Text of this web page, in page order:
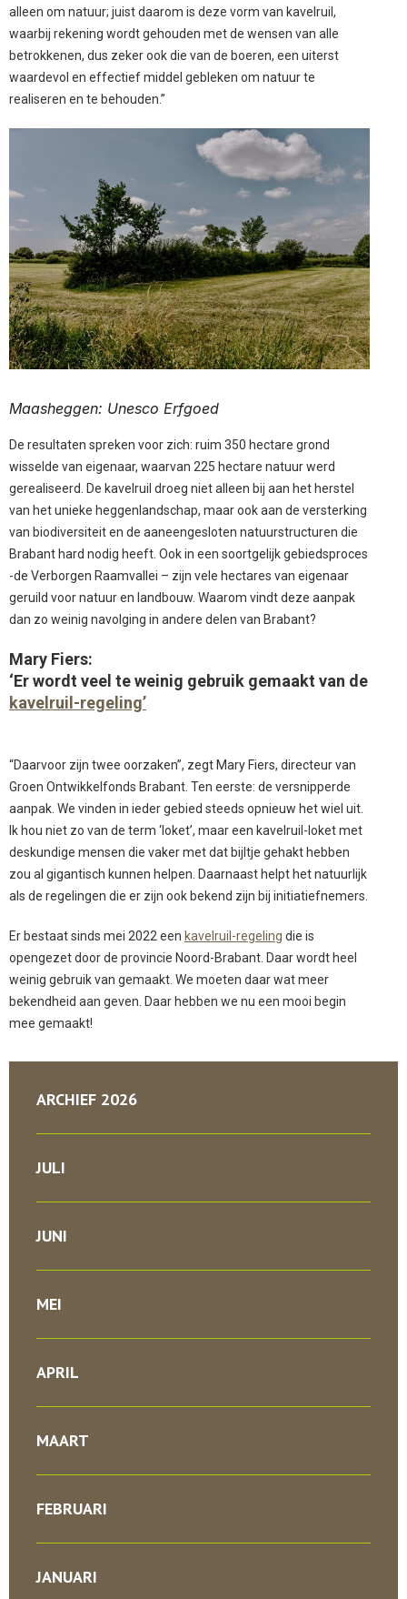
alleen om natuur; juist daarom is deze vorm van kavelruil,
waarbij rekening wordt gehouden met de wensen van alle
betrokkenen, dus zeker ook die van de boeren, een uiterst
waardevol en effectief middel gebleken om natuur te
realiseren en te behouden.”
Maasheggen: Unesco Erfgoed
De resultaten spreken voor zich: ruim 350 hectare grond
wisselde van eigenaar, waarvan 225 hectare natuur werd
gerealiseerd. De kavelruil droeg niet alleen bij aan het herstel
van het unieke heggenlandschap, maar ook aan de versterking
van biodiversiteit en de aaneengesloten natuurstructuren die
Brabant hard nodig heeft. Ook in een soortgelijk gebiedsproces
-de Verborgen Raamvallei – zijn vele hectares van eigenaar
geruild voor natuur en landbouw. Waarom vindt deze aanpak
dan zo weinig navolging in andere delen van Brabant?
Mary Fiers:
‘Er wordt veel te weinig gebruik gemaakt van de
kavelruil-regeling’
“Daarvoor zijn twee oorzaken”, zegt Mary Fiers, directeur van
Groen Ontwikkelfonds Brabant. Ten eerste: de versnipperde
aanpak. We vinden in ieder gebied steeds opnieuw het wiel uit.
Ik hou niet zo van de term ‘loket’, maar een kavelruil-loket met
deskundige mensen die vaker met dat bijltje gehakt hebben
zou al gigantisch kunnen helpen. Daarnaast helpt het natuurlijk
als de regelingen die er zijn ook bekend zijn bij initiatiefnemers.
Er bestaat sinds mei 2022 een kavelruil-regeling die is
opengezet door de provincie Noord-Brabant. Daar wordt heel
weinig gebruik van gemaakt. We moeten daar wat meer
bekendheid aan geven. Daar hebben we nu een mooi begin
mee gemaakt!
ARCHIEF 2026
JULI
JUNI
MEI
APRIL
MAART
FEBRUARI
JANUARI